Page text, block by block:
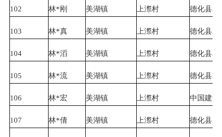
102 林*刚 美湖镇 上漈村 德化县农
103 林*真 美湖镇 上漈村 德化县农
104 林*滔 美湖镇 上漈村 德化县农
105 林*流 美湖镇 上漈村 德化县农
106 林*宏 美湖镇 上漈村 中国建设
107 林*倩 美湖镇 上漈村 德化县农